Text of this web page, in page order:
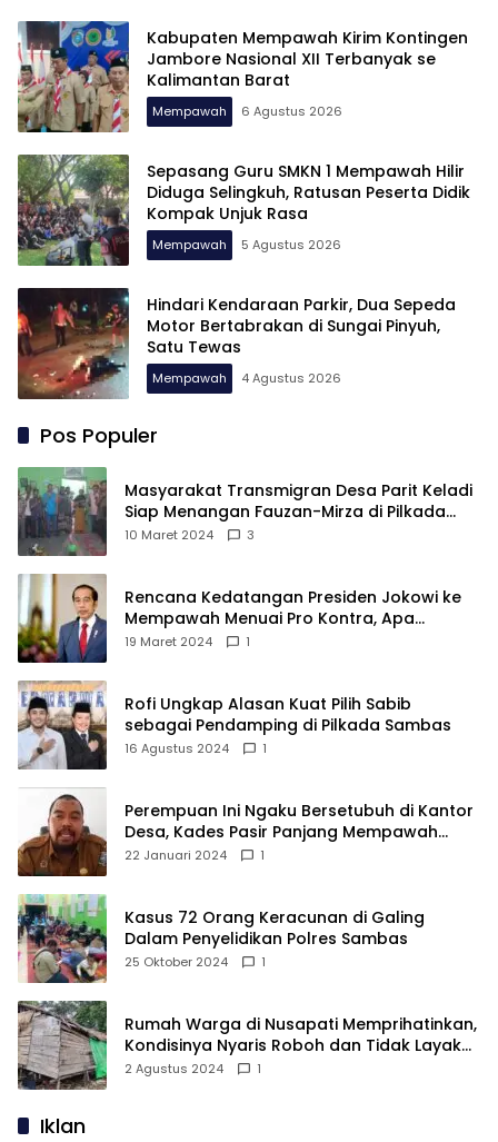
Kabupaten Mempawah Kirim Kontingen
Jambore Nasional XII Terbanyak se
Kalimantan Barat
Mempawah 6 Agustus 2026
Sepasang Guru SMKN 1 Mempawah Hilir
Diduga Selingkuh, Ratusan Peserta Didik
Kompak Unjuk Rasa
Mempawah 5 Agustus 2026
Hindari Kendaraan Parkir, Dua Sepeda
Motor Bertabrakan di Sungai Pinyuh,
Satu Tewas
Mempawah 4 Agustus 2026
Pos Populer
Masyarakat Transmigran Desa Parit Keladi
Siap Menangan Fauzan-Mirza di Pilkada
Kubu Raya
10 Maret 2024 3
Rencana Kedatangan Presiden Jokowi ke
Mempawah Menuai Pro Kontra, Apa
Sebabnya?
19 Maret 2024 1
Rofi Ungkap Alasan Kuat Pilih Sabib
sebagai Pendamping di Pilkada Sambas
16 Agustus 2024 1
Perempuan Ini Ngaku Bersetubuh di Kantor
Desa, Kades Pasir Panjang Mempawah
Membantah: Silakan Buktikan!
22 Januari 2024 1
Kasus 72 Orang Keracunan di Galing
Dalam Penyelidikan Polres Sambas
25 Oktober 2024 1
Rumah Warga di Nusapati Memprihatinkan,
Kondisinya Nyaris Roboh dan Tidak Layak
Huni
2 Agustus 2024 1
Iklan